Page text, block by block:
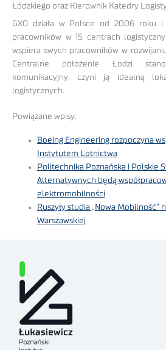
Łódzkiego oraz Kierownik Katedry
GXO działa w Polsce od 2006 roku
pracowników w 15 centrach
wspiera swych pracowników w
Centralne położenie Łodzi
komunikacyjny, czyni ją idealną
logistycznych.
Powiązane wpisy:
Boeing Engineering rozpoczyna
Instytutem Lotnictwa
Politechnika Poznańska i Polskie
Alternatywnych będą
elektromobilności
Ruszyły studia „Nowa Mobilność”
Warszawskiej